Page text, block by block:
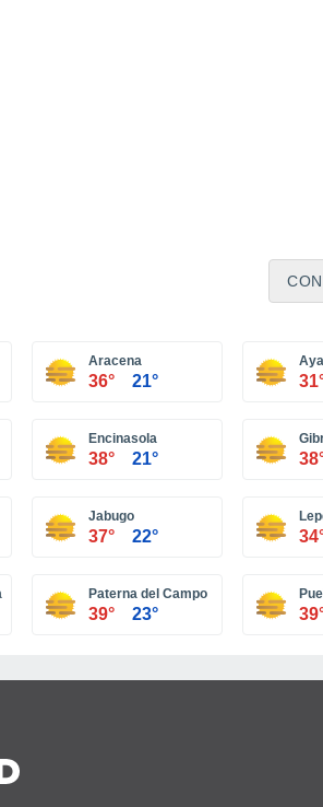
Aracena
36° 21°
Encinasola
38° 21°
Jabugo
37° 22°
Paterna del Campo
39° 23°